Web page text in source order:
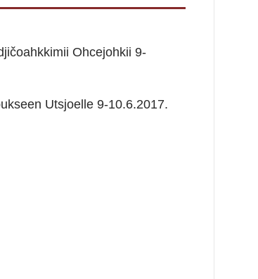
Ohcejohkii 9-
Utsjoelle 9-10.6.2017.